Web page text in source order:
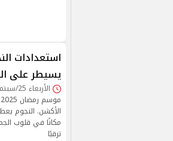
يسيطر على
الأربعاء 25/سبتمبر/2024 - 06:22 م
الأكشن. النجوم
مكانًا في قلوب
ترقبًا